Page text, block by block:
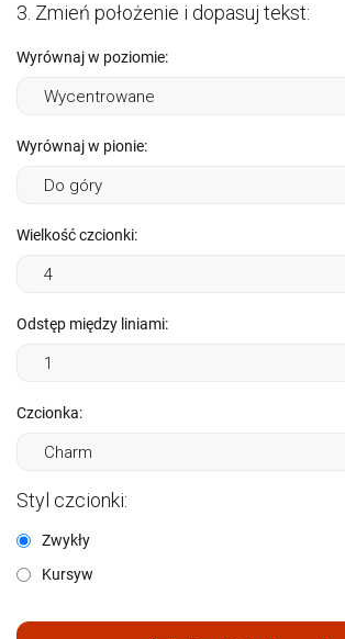
3. Zmień położenie i dopasuj tekst:
Wyrównaj w poziomie:
Wyrównaj w pionie:
Wielkość czcionki:
Odstęp między liniami:
Czcionka:
Styl czcionki:
Zwykły
Kursyw